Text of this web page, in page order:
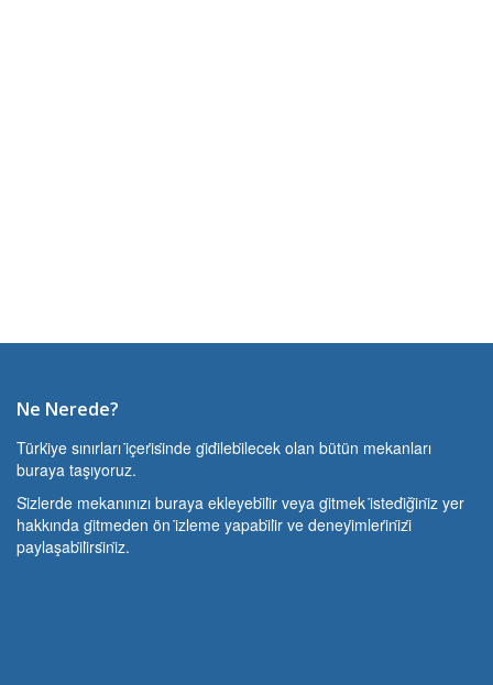
Ne Nerede?
Türki̇ye sınırları i̇çeri̇si̇nde gi̇di̇lebi̇lecek olan bütün mekanları
buraya taşıyoruz.
Si̇zlerde mekanınızı buraya ekleyebi̇li̇r veya gi̇tmek i̇stedi̇ği̇ni̇z yer
hakkında gi̇tmeden ön i̇zleme yapabi̇li̇r ve deneyi̇mleri̇ni̇zi̇
paylaşabi̇li̇rsi̇ni̇z.